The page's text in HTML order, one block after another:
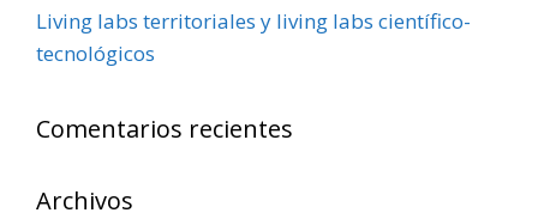
Living labs territoriales y living labs científico-
tecnológicos
Comentarios recientes
Archivos